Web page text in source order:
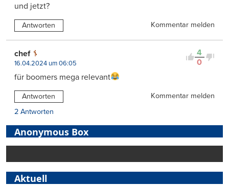
und jetzt?
Antworten Kommentar melden
4
0
chef
16.04.2024 um 06:05
für boomers mega relevant
Antworten
Kommentar melden
2 Antworten
Anonymous Box
Aktuell